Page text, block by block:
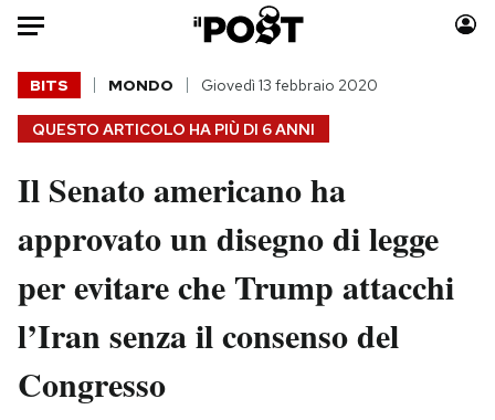
Auto
HOME
Italia
Politica
Tecnologia
Scienza
Economia
Moda
Consumismi
Storie/Idee
Ok Boomer!
Media
QUESTO ARTICOLO HA PIÙ DI 6 ANNI
BITS MONDO Giovedì 13 febbraio 2020
Il Senato americano ha
approvato un disegno di legge
per evitare che Trump attacchi
l’Iran senza il consenso del
Congresso